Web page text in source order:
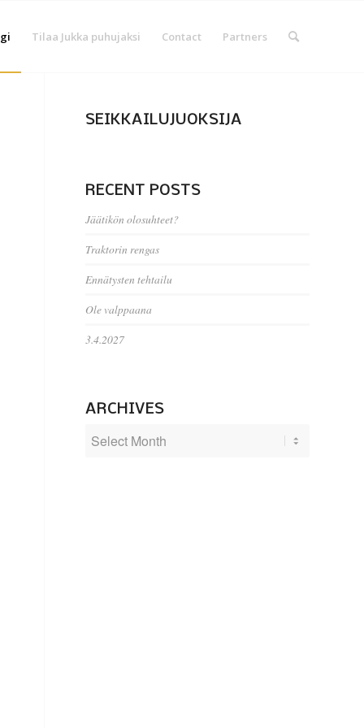
Tilaa Jukka puhujaksi Contact Partners
SEIKKAILUJUOKSIJA
RECENT POSTS
Jäätikön olosuhteet?
Traktorin rengas
Ennätysten tehtailu
Ole valppaana
3.4.2027
ARCHIVES